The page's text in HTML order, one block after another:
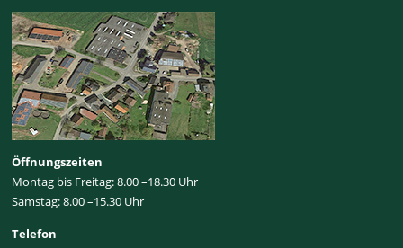
Öffnungszeiten
Montag bis Freitag: 8.00 –18.30 Uhr
Samstag: 8.00 –15.30 Uhr
Telefon